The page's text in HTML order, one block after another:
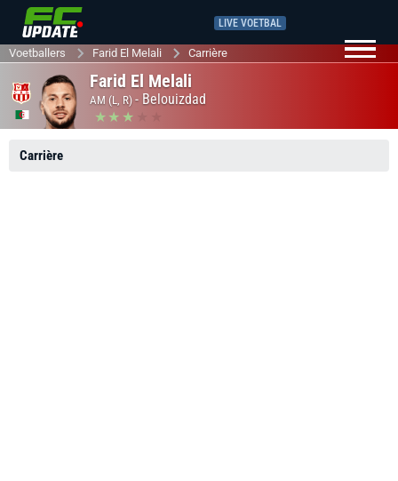
LIVE VOETBAL
Voetballers Farid El Melali Carrière
Farid El Melali
AM (L, R) - Belouizdad
Carrière